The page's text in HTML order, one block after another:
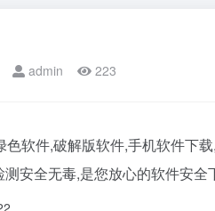
admin 223
色软件,破解版软件,手机软件下
安全无毒,是您放心的软件安